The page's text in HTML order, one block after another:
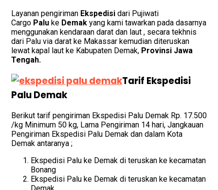
Layanan pengiriman Ekspedisi dari Pujiwati
Cargo Palu ke Demak yang kami tawarkan pada dasarnya
menggunakan kendaraan darat dan laut , secara tekhnis
dari Palu via darat ke Makassar kemudian diteruskan
lewat kapal laut ke Kabupaten Demak, Provinsi Jawa
Tengah.
Tarif Ekspedisi
Palu Demak
Berikut tarif pengiriman Ekspedisi Palu Demak Rp. 17.500
/kg Minimum 50 kg, Lama Pengiriman 14 hari, Jangkauan
Pengiriman Ekspedisi Palu Demak dan dalam Kota
Demak antaranya ;
Ekspedisi Palu ke Demak di teruskan ke kecamatan
Bonang
Ekspedisi Palu ke Demak di teruskan ke kecamatan